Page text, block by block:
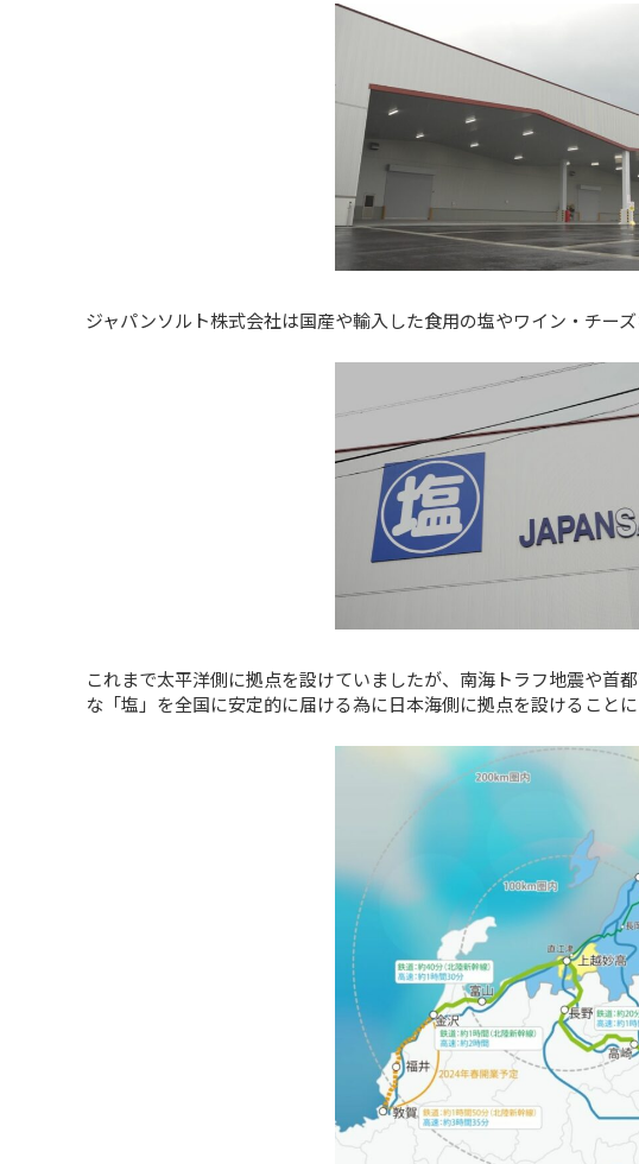
ジャパンソルト株式会社は国産や輸入した食用の塩やワイン・チーズ
これまで太平洋側に拠点を設けていましたが、南海トラフ地震や⾸
な「塩」を全国に安定的に届ける為に日本海側に拠点を設けることに